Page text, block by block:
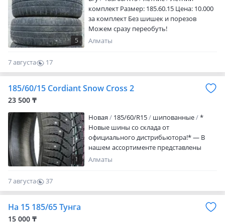
5
комплект Размер: 185.60.15 Цена: 10.000
за комплект Без шишек и порезов
Можем сразу переобуть!
Алматы
7 августа
17
0
185/60/15 Cordiant Snow Cross 2
23 500 ₸
1
Новая 185/60/R15 шипованные
*
Новые шины со склада от
официального дистрибьютора!* — В
нашем ассортименте представлены
шины различных размеров. — Цена
или купить шины по отдельности. Для
уточнения наличия нужного размера
Алматы
7 августа
37
0
На 15 185/65 Тунга
15 000 ₸